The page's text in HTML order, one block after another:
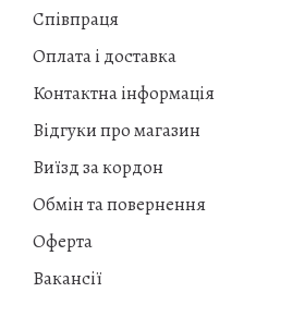
Співпраця
Оплата і доставка
Контактна інформація
Відгуки про магазин
Виїзд за кордон
Обмін та повернення
Оферта
Вакансії